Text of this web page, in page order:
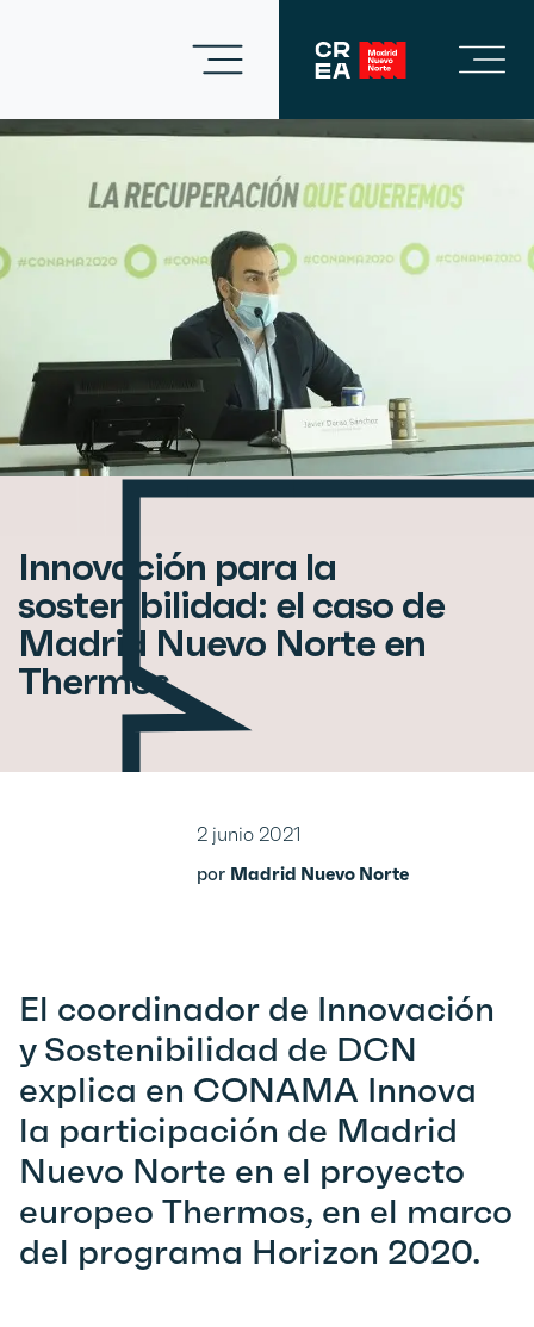
Innovación para la
sostenibilidad: el caso de
Madrid Nuevo Norte en
Thermos
El coordinador de Innovación
y Sostenibilidad de DCN
explica en CONAMA Innova
la participación de Madrid
Nuevo Norte en el proyecto
europeo Thermos, en el marco
del programa Horizon 2020.
2 junio 2021
por Madrid Nuevo Norte